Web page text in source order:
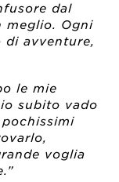
dal
meglio. Ogni
di avventure,
le mie
subito vado
voglia